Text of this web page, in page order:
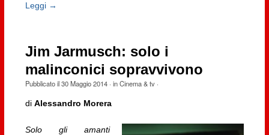
Leggi →
Jim Jarmusch: solo i
malinconici sopravvivono
Pubblicato il30 Maggio 2014· inCinema & tv·
di Alessandro Morera
Solo gli amanti